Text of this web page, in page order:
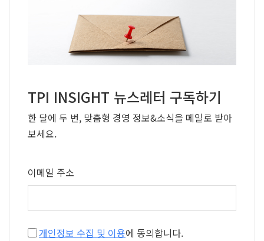
TPI INSIGHT 뉴스레터 구독하기
한 달에 두 번, 맞춤형 경영 정보&소식을 메일로 받아
보세요.
이메일 주소
개인정보 수집 및 이용에 동의합니다.